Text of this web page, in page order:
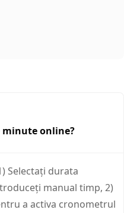
minute online?
Selectați durata
manual timp, 2)
a activa cronometrul